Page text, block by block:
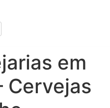
em
Cervejas